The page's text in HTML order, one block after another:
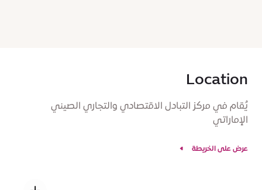
Location
يُقام في مركز التبادل الاقتصادي والتجاري الصيني
الإماراتي
عرض على الخريطة